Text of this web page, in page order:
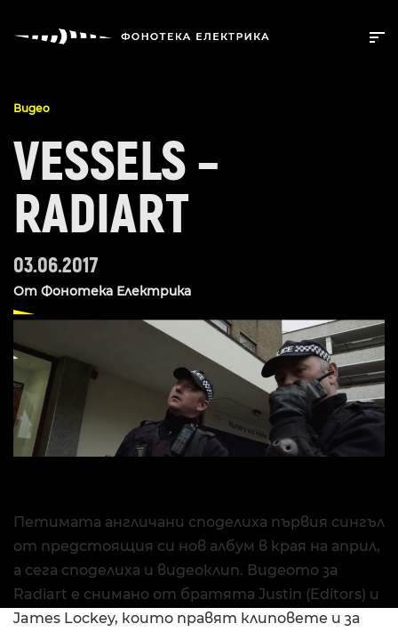
Видео
VESSELS –
RADIART
03.06.2017
От Фонотека Електрика
Петимата англичани споделиха първия сингъл
от предстоящия си нов албум в края на април,
а сега споделиха и видеоклип. Видеото за
Radiart е снимано от братята Justin (Editors) и
James Lockey, които правят клиповете и за